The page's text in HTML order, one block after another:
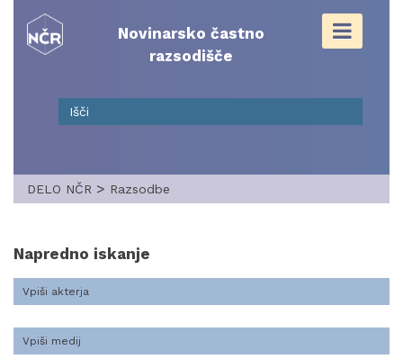
content
Novinarsko častno
razsodišče
DELO NČR > Razsodbe
Napredno iskanje